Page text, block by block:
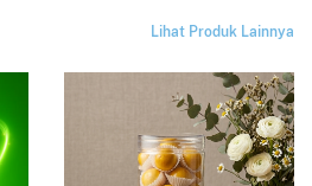
Lihat Produk Lainnya